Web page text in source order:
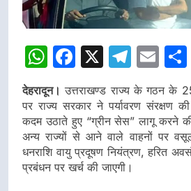
WhatsApp
Facebook
X
देहरादून। उत्तराखण्ड राज्य के गठन के
पर राज्य सरकार ने पर्यावरण संरक्षण
कदम उठाते हुए “ग्रीन सेस” लागू करने
अन्य राज्यों से आने वाले वाहनों पर
धनराशि वायु प्रदूषण नियंत्रण, हरित
प्रबंधन पर खर्च की जाएगी।